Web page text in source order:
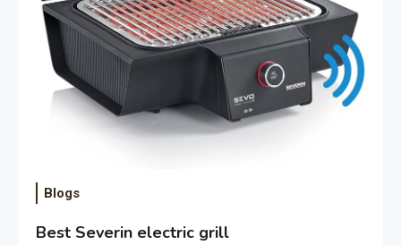
Blogs
Best Severin electric grill